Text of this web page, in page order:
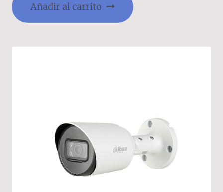
Añadir al carrito